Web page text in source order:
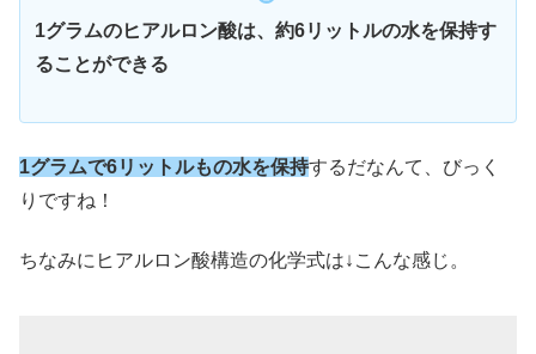
1グラムのヒアルロン酸は、約6リットルの水を保持す
ることができる
1グラムで6リットルもの水を保持するだなんて、びっく
りですね！
ちなみにヒアルロン酸構造の化学式は↓こんな感じ。